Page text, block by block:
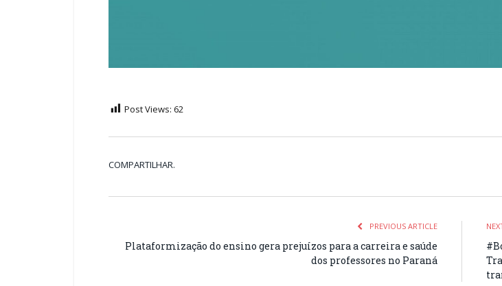
Post Views: 62
COMPARTILHAR.
PREVIOUS ARTICLE
Plataformização do ensino gera prejuízos para a carreira e saúde
dos professores no Paraná